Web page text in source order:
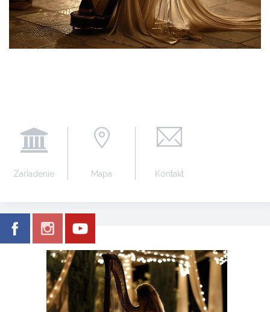
Zariadenie Mapa Kontakt